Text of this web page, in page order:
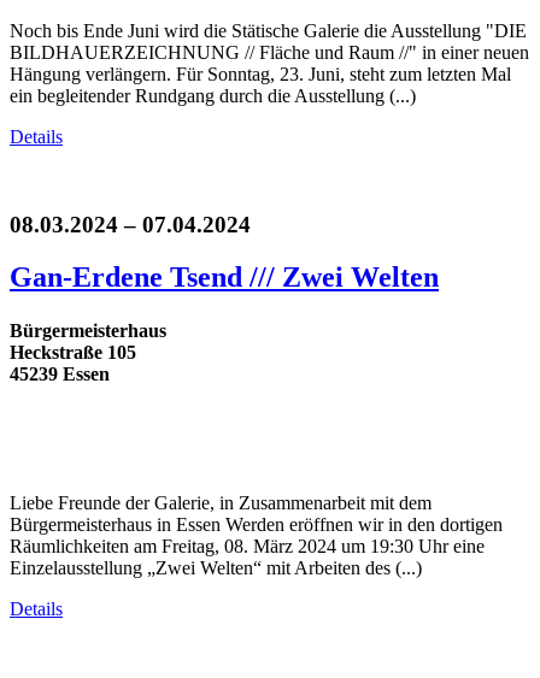
Noch bis Ende Juni wird die Stätische Galerie die Ausstellung "DIE
BILDHAUERZEICHNUNG // Fläche und Raum //" in einer neuen
Hängung verlängern. Für Sonntag, 23. Juni, steht zum letzten Mal
ein begleitender Rundgang durch die Ausstellung (...)
Details
08.03.2024 – 07.04.2024
Gan-Erdene Tsend /// Zwei Welten
Bürgermeisterhaus
Heckstraße 105
45239 Essen
Liebe Freunde der Galerie, in Zusammenarbeit mit dem
Bürgermeisterhaus in Essen Werden eröffnen wir in den dortigen
Räumlichkeiten am Freitag, 08. März 2024 um 19:30 Uhr eine
Einzelausstellung „Zwei Welten“ mit Arbeiten des (...)
Details